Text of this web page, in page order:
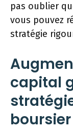
pas oublier
vous pouvez
stratégie
capital